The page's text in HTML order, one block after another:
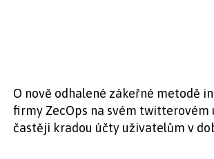
O nově odhalené zákeřné metodě
firmy ZecOps na svém
častěji kradou účty uživatelům v